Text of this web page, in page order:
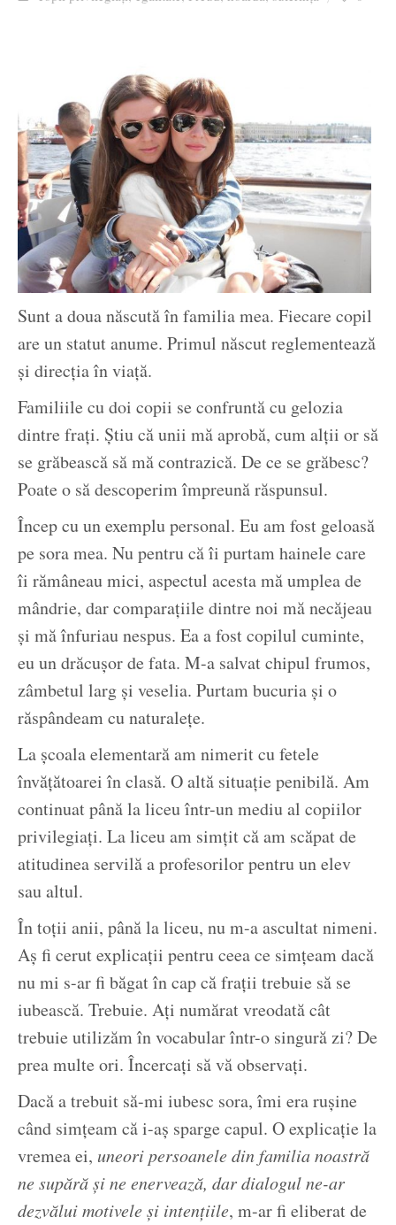
Sunt a doua născută în familia mea. Fiecare copil
are un statut anume. Primul născut reglementează
și direcția în viață.
Familiile cu doi copii se confruntă cu gelozia
dintre frați. Știu că unii mă aprobă, cum alții or să
se grăbească să mă contrazică. De ce se grăbesc?
Poate o să descoperim împreună răspunsul.
Încep cu un exemplu personal. Eu am fost geloasă
pe sora mea. Nu pentru că îi purtam hainele care
îi rămâneau mici, aspectul acesta mă umplea de
mândrie, dar comparațiile dintre noi mă necăjeau
și mă înfuriau nespus. Ea a fost copilul cuminte,
eu un drăcușor de fata. M-a salvat chipul frumos,
zâmbetul larg și veselia. Purtam bucuria și o
răspândeam cu naturalețe.
La școala elementară am nimerit cu fetele
învățătoarei în clasă. O altă situație penibilă. Am
continuat până la liceu într-un mediu al copiilor
privilegiați. La liceu am simțit că am scăpat de
atitudinea servilă a profesorilor pentru un elev
sau altul.
În toții anii, până la liceu, nu m-a ascultat nimeni.
Aș fi cerut explicații pentru ceea ce simțeam dacă
nu mi s-ar fi băgat în cap că frații trebuie să se
iubească. Trebuie. Ați numărat vreodată cât
trebuie utilizăm în vocabular într-o singură zi? De
prea multe ori. Încercați să vă observați.
Dacă a trebuit să-mi iubesc sora, îmi era rușine
când simțeam că i-aș sparge capul. O explicație la
vremea ei, uneori persoanele din familia noastră
ne supără și ne enervează, dar dialogul ne-ar
dezvălui motivele și intențiile, m-ar fi eliberat de